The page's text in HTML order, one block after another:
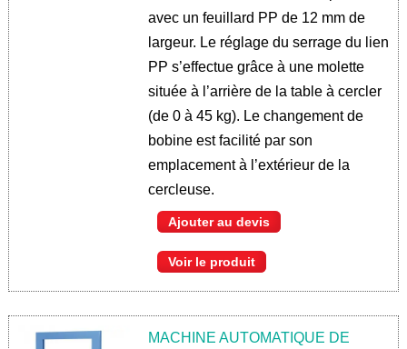
avec un feuillard PP de 12 mm de
largeur. Le réglage du serrage du lien
PP s’effectue grâce à une molette
située à l’arrière de la table à cercler
(de 0 à 45 kg). Le changement de
bobine est facilité par son
emplacement à l’extérieur de la
cercleuse.
Ajouter au devis
Voir le produit
MACHINE AUTOMATIQUE DE